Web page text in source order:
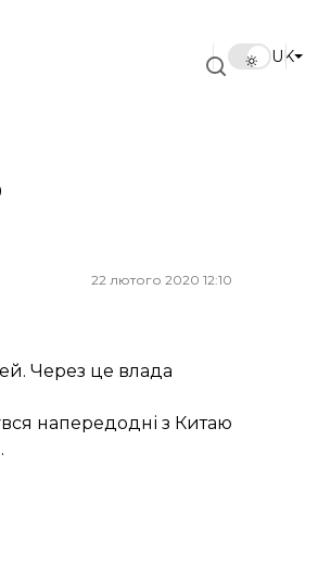
UK
22 лютого 2020 12:10
Через це влада
напередодні з Китаю